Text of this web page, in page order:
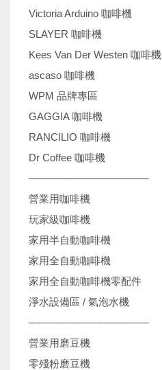
Victoria Arduino 咖啡機
SLAYER 咖啡機
Kees Van Der Westen 咖啡機
ascaso 咖啡機
WPM 品牌專區
GAGGIA 咖啡機
RANCILIO 咖啡機
Dr Coffee 咖啡機
────────────────
營業用咖啡機
玩家級咖啡機
家用半自動咖啡機
家用全自動咖啡機
家用全自動咖啡機零配件
淨水設備區 / 氣泡水機
────────────────
營業用磨豆機
零殘粉磨豆機